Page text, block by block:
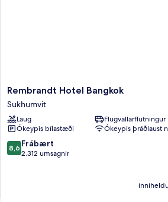
Rembrandt
Hotel
Bangkok
Sukhumvit
Rembrandt Hotel Bangkok
Sukhumvit
Laug
Flugvallarflutningur
Ókeypis bílastæði
Ókeypis þráðlaust
8.6
af
8,6 Frábært
2.312 umsagnir